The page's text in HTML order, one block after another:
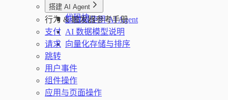
行为流
代码块
搭建 AI Agent
配置和使用 AI Agent
AI 数据模型说明
向量化存储与排序
行为 & 触发器参考手册
支付
请求
跳转
用户事件
组件操作
应用与页面操作